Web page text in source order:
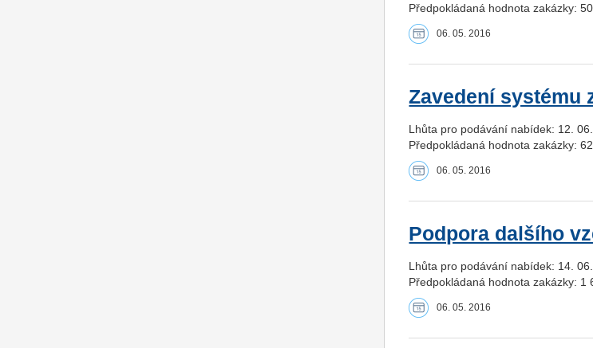
Předpokládaná hodnota zakázky:
06. 05. 2016
Zavedení systému
Lhůta pro podávání nabídek: 12.
Předpokládaná hodnota zakázky:
06. 05. 2016
Podpora dalšího
Lhůta pro podávání nabídek: 14.
Předpokládaná hodnota zakázky: 1
06. 05. 2016